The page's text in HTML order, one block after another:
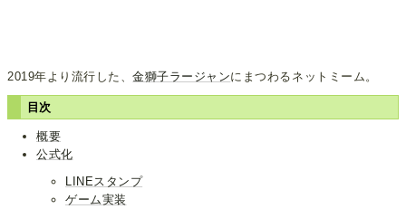
2019年より流行した、金獅子ラージャンにまつわるネットミーム。
目次
概要
公式化
LINEスタンプ
ゲーム実装